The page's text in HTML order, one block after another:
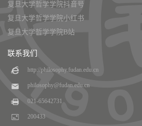
复旦大学哲学学院抖音号
复旦大学哲学学院小红书
复旦大学哲学学院B站
联系我们
http://philosophy.fudan.edu.cn
philosophy@fudan.edu.cn
021-65642731
200433